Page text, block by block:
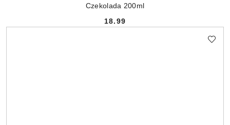
Czekolada 200ml
Cena:
18.99